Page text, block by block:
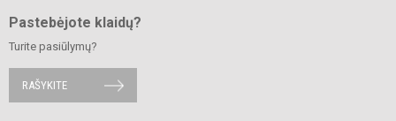
Pastebėjote klaidų?
Turite pasiūlymų?
RAŠYKITE